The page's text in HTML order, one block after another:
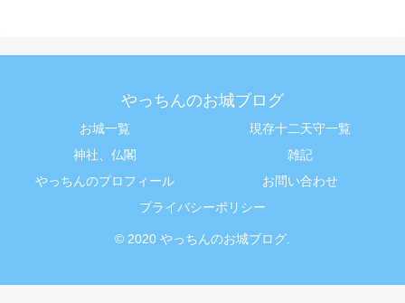
やっちんのお城ブログ
お城一覧
現存十二天守一覧
神社、仏閣
雑記
やっちんのプロフィール
お問い合わせ
プライバシーポリシー
© 2020 やっちんのお城ブログ.